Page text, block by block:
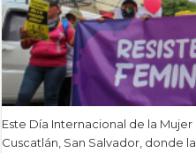
Este Día Internacional de la
Cuscatlán, San Salvador, donde